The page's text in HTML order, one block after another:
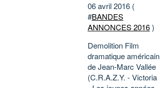
06 avril 2016 (
#BANDES
ANNONCES 2016)
Demolition Film
dramatique américain
de Jean-Marc Vallée
(C.R.A.Z.Y. - Victoria